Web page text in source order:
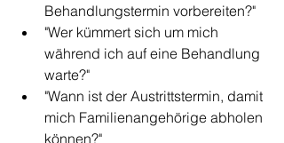
Behandlungstermin vorbereiten?"
"Wer kümmert sich um mich
während ich auf eine Behandlung
warte?"
"Wann ist der Austrittstermin, damit
mich Familienangehörige abholen
können?"